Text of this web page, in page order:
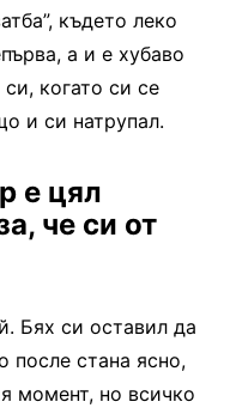
където леко
а и е хубаво
когато си се
и си натрупал.
е цял
че си от
Бях си оставил да
после стана ясно,
момент, но всичко